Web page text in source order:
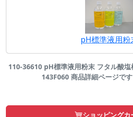
pH標準液用粉
110-36610 pH標準液用粉末 フタル酸
143F060 商品詳細ページで
ショッピングカ